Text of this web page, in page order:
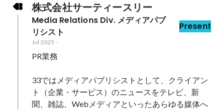
株式会社サーティースリー
Media Relations Div. メディアパブ
リシスト
Present
Jul 2025 -
PR業務
33ではメディアパブリシストとして、クライアン
ト（企業・サービス）のニュースをテレビ、新
聞、雑誌、Webメディアといったあらゆる媒体へ